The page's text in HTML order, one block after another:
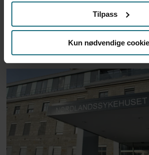
Tilpass
Kun nødvendige
Norce med kraftig
underskudd i 2025